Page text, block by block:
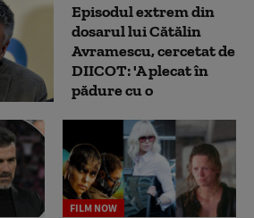
Episodul extrem din
dosarul lui Cătălin
Avramescu, cercetat de
DIICOT: 'A plecat în
pădure cu o
FILM NOW